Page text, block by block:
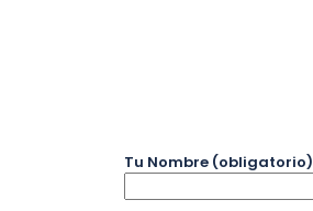
Tu Nombre (obligatorio)